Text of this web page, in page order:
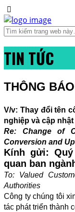
TIN TỨC
THÔNG
V/v: Thay đổi tên
nghiệp và cập nhật
Re: Change of
Conversion and
Kính gửi:
quan ban
To: Valued
Authorities
Công ty chúng tôi
tác phát triển thành